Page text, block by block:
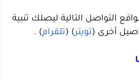
التواصل التالية ليصلك تنبية
أخرى (تويتر) (تلقرام) .